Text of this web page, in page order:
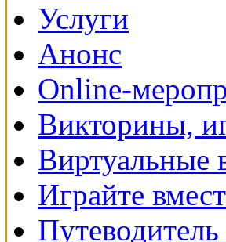
Услуги
Анонс
Online-
Викторины,
Виртуальные
Играйте